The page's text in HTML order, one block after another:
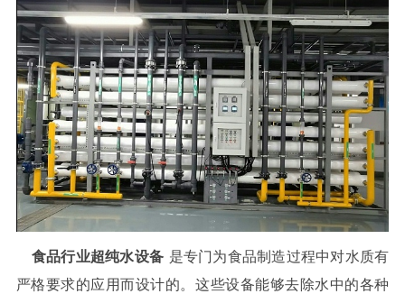
食品行业超纯水设备 是专门为食品制造过程中对水质有
严格要求的应用而设计的。这些设备能够去除水中的各种